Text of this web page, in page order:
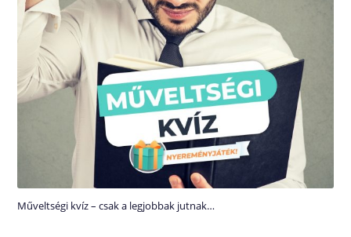
Műveltségi kvíz – csak a legjobbak jutnak…